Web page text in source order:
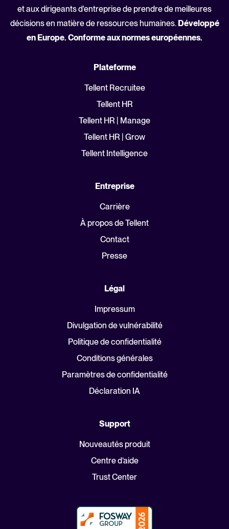
et aux dirigeants d'entreprise de prendre de meilleures
décisions en matière de ressources humaines. Développé
en Europe. Conforme aux normes européennes.
Plateforme
Tellent Recruitee
Tellent HR
Tellent HR | Manage
Tellent HR | Grow
Tellent Intelligence
Entreprise
Carrière
À propos de Tellent
Contact
Presse
Légal
Impressum
Divulgation de vulnérabilité
Politique de confidentialité
Conditions générales
Paramètres de confidentialité
Déclaration IA
Support
Nouveautés produit
Centre d’aide
Trust Center